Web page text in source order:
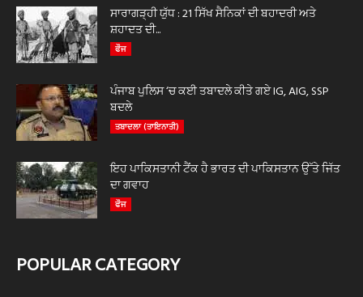
ਸਾਰਾਗੜ੍ਹੀ ਯੁੱਧ : 21 ਸਿੱਖ ਸੈਨਿਕਾਂ ਦੀ ਬਹਾਦਰੀ ਅਤੇ
ਸ਼ਹਾਦਤ ਦੀ...
ਫੌਜ
ਪੰਜਾਬ ਪੁਲਿਸ ‘ਚ ਕਈ ਤਬਾਦਲੇ ਕੀਤੇ ਗਏ IG, AIG, SSP
ਬਦਲੇ
ਤਬਾਦਲਾ (ਤਾਇਨਾਤੀ)
ਇਹ ਪਾਕਿਸਤਾਨੀ ਟੈਂਕ ਹੈ ਭਾਰਤ ਦੀ ਪਾਕਿਸਤਾਨ ਉੱਤੇ ਜਿੱਤ
ਦਾ ਗਵਾਹ
ਫੌਜ
POPULAR CATEGORY